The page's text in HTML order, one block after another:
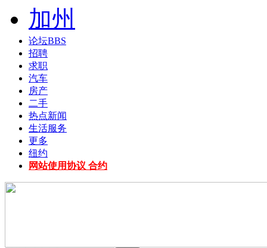
加州
论坛BBS
招聘
求职
汽车
房产
二手
热点新闻
生活服务
更多
纽约
网站使用协议 合约